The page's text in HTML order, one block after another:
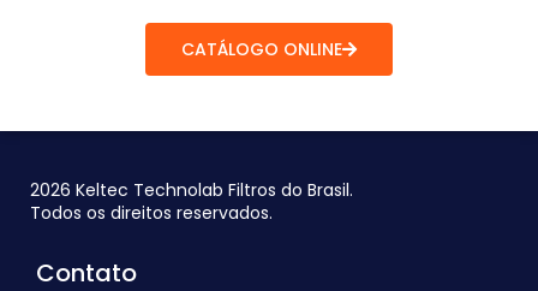
CATÁLOGO ONLINE
2026 Keltec Technolab Filtros do Brasil.
Todos os direitos reservados.
Contato